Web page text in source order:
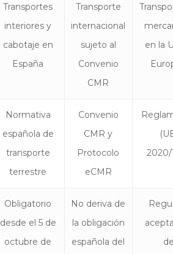
Transportes
interiores y
cabotaje en
España
Transporte
internacional
sujeto al
Convenio
CMR
en la
Normativa
española de
transporte
terrestre
Convenio
CMR y
Protocolo
eCMR
2020/
Obligatorio
desde el 5 de
octubre de
No deriva de
la obligación
española del